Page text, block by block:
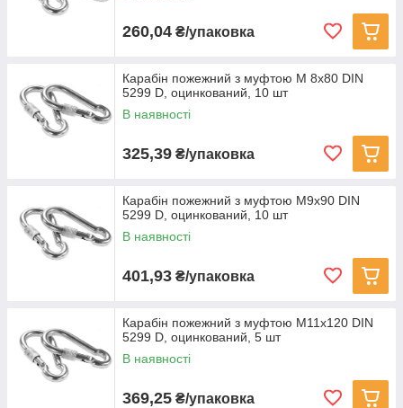
260,04 ₴/упаковка
Карабін пожежний з муфтою M 8x80 DIN
5299 D, оцинкований, 10 шт
В наявності
325,39 ₴/упаковка
Карабін пожежний з муфтою M9x90 DIN
5299 D, оцинкований, 10 шт
В наявності
401,93 ₴/упаковка
Карабін пожежний з муфтою M11x120 DIN
5299 D, оцинкований, 5 шт
В наявності
369,25 ₴/упаковка